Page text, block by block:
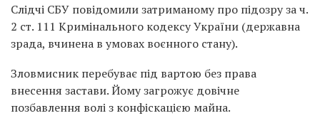
Слідчі СБУ повідомили затриманому про підозру за ч.
2 ст. 111 Кримінального кодексу України (державна
зрада, вчинена в умовах воєнного стану).
Зловмисник перебуває під вартою без права
внесення застави. Йому загрожує довічне
позбавлення волі з конфіскацією майна.